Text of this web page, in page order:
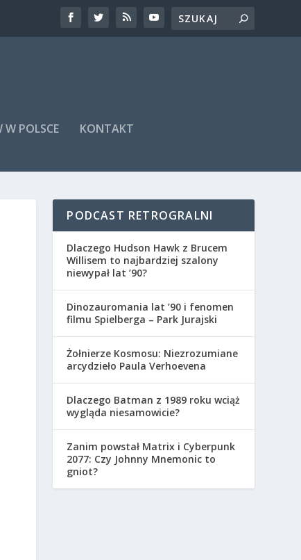
W POLSCE KONTAKT
PODCAST RETROGRALNI
Dlaczego Hudson Hawk z Brucem
Willisem to najbardziej szalony
niewypał lat ’90?
Dinozauromania lat ’90 i fenomen
filmu Spielberga – Park Jurajski
Żołnierze Kosmosu: Niezrozumiane
arcydzieło Paula Verhoevena
Dlaczego Batman z 1989 roku wciąż
wygląda niesamowicie?
Zanim powstał Matrix i Cyberpunk
2077: Czy Johnny Mnemonic to
gniot?